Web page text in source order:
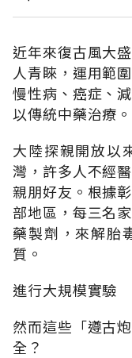
近年來復古風大
人青睞，運用範
慢性病、癌症、
以傳統中藥治療。
大陸探親開放以
灣，許多人不經
親朋好友。根據
部地區，每三名
藥製劑，來解胎
質。
進行大規模實驗
然而這些「遵古
全？